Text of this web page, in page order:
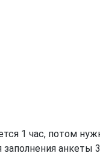
1 час, потом
анкеты